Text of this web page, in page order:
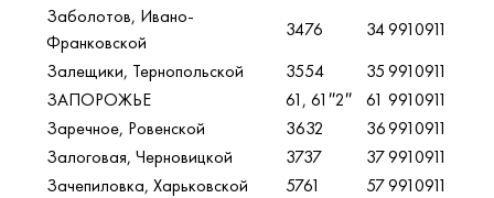
Заболотов, Ивано-
Франковской
3476 349910911
Залещики, Тернопольской
3554 359910911
ЗАПОРОЖЬЕ
61, 61″2″ 61 9910911
Заречное, Ровенской
3632 369910911
Залоговая, Черновицкой
3737 379910911
Зачепиловка, Харьковской
5761 579910911